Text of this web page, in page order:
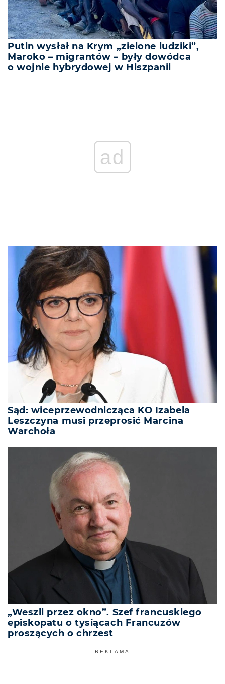
Putin wysłał na Krym „zielone ludziki”,
Maroko – migrantów – były dowódca
o wojnie hybrydowej w Hiszpanii
ad
Sąd: wiceprzewodnicząca KO Izabela
Leszczyna musi przeprosić Marcina
Warchoła
„Weszli przez okno”. Szef francuskiego
episkopatu o tysiącach Francuzów
proszących o chrzest
REKLAMA